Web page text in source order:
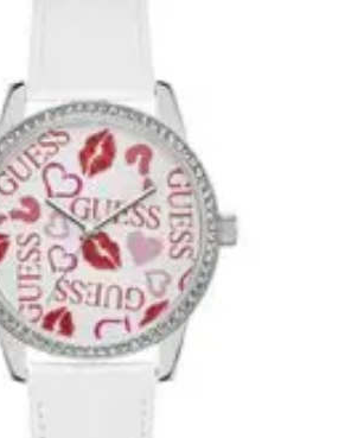
Collection